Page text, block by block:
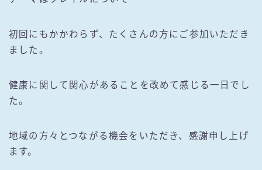
初回にもかかわらず、たくさんの方にご参加いただき
ました。
健康に関して関心があることを改めて感じる一日でし
た。
地域の方々とつながる機会をいただき、感謝申し上げ
ます。